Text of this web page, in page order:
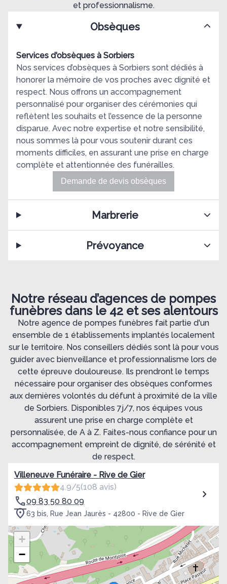
et professionnalisme.
Obsèques
Services d'obsèques à Sorbiers
Nos services d’obsèques à Sorbiers sont dédiés à
honorer la mémoire de vos proches avec dignité et
respect. Nous offrons un accompagnement
personnalisé pour organiser des cérémonies qui
reflètent les souhaits et l’essence de la personne
disparue. Avec notre expertise et notre sensibilité,
nous sommes là pour vous soutenir durant ces
moments difficiles, en assurant une prise en charge
complète et attentionnée des funérailles.
Demande de devis obsèques
Marbrerie
Prévoyance
Notre réseau d’agences de pompes
funèbres dans le 42 et ses alentours
Notre agence de pompes funèbres fait partie d'un
ensemble de 1 établissements implantés localement
sur le territoire. Nos conseillers dédiés sont là pour vous
guider avec bienveillance et professionnalisme lors de
cette épreuve douloureuse. Ils prendront le temps
nécessaire pour organiser des obsèques conformes
aux dernières volontés du défunt à proximité de la ville
de Sorbiers. Disponibles 7j/7, nos équipes vous
assurent une prise en charge complète et
personnalisée, de A à Z. Faites-nous confiance pour un
accompagnement empreint de dignité, de sérénité et
de respect.
Villeneuve Funéraire - Rive de Gier
4.9/5(108 avis)
09 83 50 80 09
63 bis, Rue Jean Jaurès - 42800 - Rive de Gier
+
−